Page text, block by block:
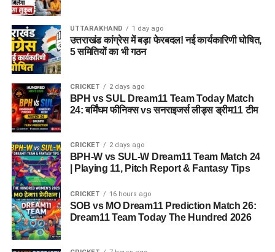
बरामद किए गए हैं।
SUL vs WEF Dream11 Prediction Match 27: Pitch
Report, Playing XI & Fantasy Tips
SUL-W vs WEF-W Dream11 Prediction Match 27:
The Hundred Women 2026
Haridwar News: कांवड़ मेले के बीच दो घरों में चोरी का
खुलासा, 3 शातिर गिरफ्तार; ₹5 लाख कैश बरामद
Uttarkashi Accident News : गंगोत्री हाईवे पर टला बड़ा
हादसा , खाई के मुहाने पर अटका कांवड़ यात्रियों से भरा एक
पिकअप
SOB vs MO Dream11 Prediction Match 26:
Dream11 Team Today The Hundred 2026
UTTARAKHAND 1 day ago
उत्तराखंड कांग्रेस में बड़ा फेरबदल! नई कार्यकारिणी घोषित,
5 समितियों का भी गठन
CRICKET 2 days ago
BPH vs SUL Dream11 Team Today Match
24: बर्मिंघम फीनिक्स vs सनराइजर्स लीड्स ड्रीम11 टीम
CRICKET 2 days ago
BPH-W vs SUL-W Dream11 Team Match 24
| Playing 11, Pitch Report & Fantasy Tips
CRICKET 16 hours ago
SOB vs MO Dream11 Prediction Match 26:
Dream11 Team Today The Hundred 2026